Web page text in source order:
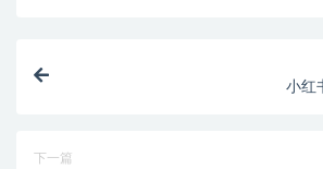
小红
下一篇